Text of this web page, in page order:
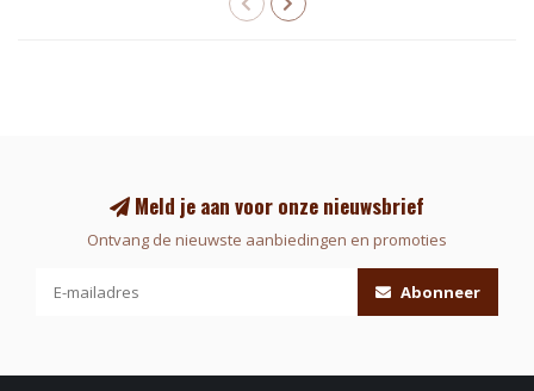
Meld je aan voor onze nieuwsbrief
Ontvang de nieuwste aanbiedingen en promoties
Abonneer